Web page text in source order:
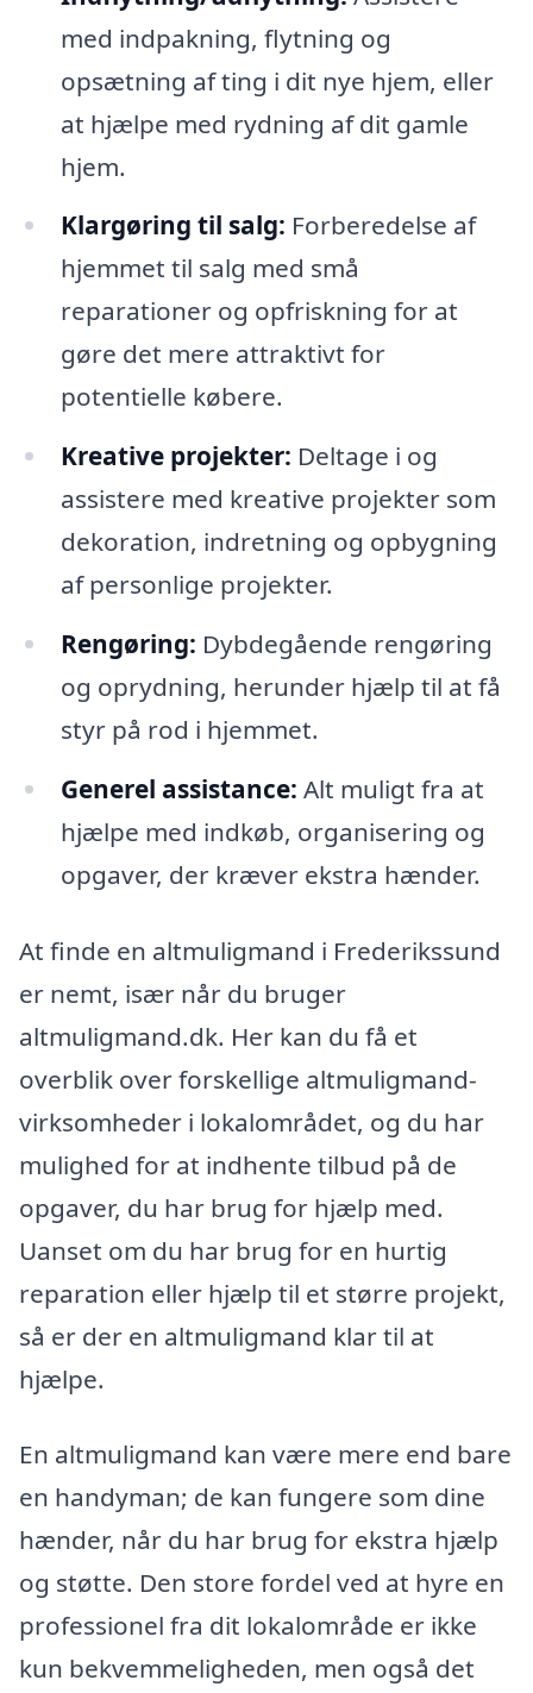
med indpakning, flytning og
opsætning af ting i dit nye hjem, eller
at hjælpe med rydning af dit gamle
hjem.
Klargøring til salg: Forberedelse af
hjemmet til salg med små
reparationer og opfriskning for at
gøre det mere attraktivt for
potentielle købere.
Kreative projekter: Deltage i og
assistere med kreative projekter som
dekoration, indretning og opbygning
af personlige projekter.
Rengøring: Dybdegående rengøring
og oprydning, herunder hjælp til at få
styr på rod i hjemmet.
Generel assistance: Alt muligt fra at
hjælpe med indkøb, organisering og
opgaver, der kræver ekstra hænder.
At finde en altmuligmand i Frederikssund
er nemt, især når du bruger
altmuligmand.dk. Her kan du få et
overblik over forskellige altmuligmand-
virksomheder i lokalområdet, og du har
mulighed for at indhente tilbud på de
opgaver, du har brug for hjælp med.
Uanset om du har brug for en hurtig
reparation eller hjælp til et større projekt,
så er der en altmuligmand klar til at
hjælpe.
En altmuligmand kan være mere end bare
en handyman; de kan fungere som dine
hænder, når du har brug for ekstra hjælp
og støtte. Den store fordel ved at hyre en
professionel fra dit lokalområde er ikke
kun bekvemmeligheden, men også det